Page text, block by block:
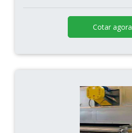
Cotar agora